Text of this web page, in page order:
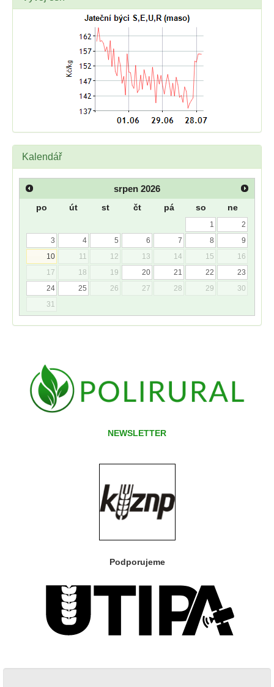
Kalendář
srpen 2026
po út st čt pá so ne
1
2
3
4 5 6 7 8
9
10
11 12 13 14 15
16
17
18 19 20 21 22
23
24
25 26 27 28 29
30
31
NEWSLETTER
Podporujeme